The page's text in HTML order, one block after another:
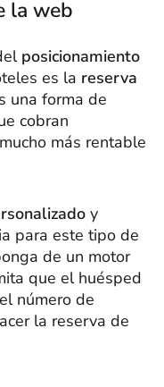
la web
posicionamiento
es la reserva
una forma de
cobran
más rentable
y
para este tipo de
de un motor
que el huésped
número de
la reserva de